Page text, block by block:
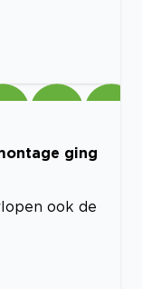
ging
ook de